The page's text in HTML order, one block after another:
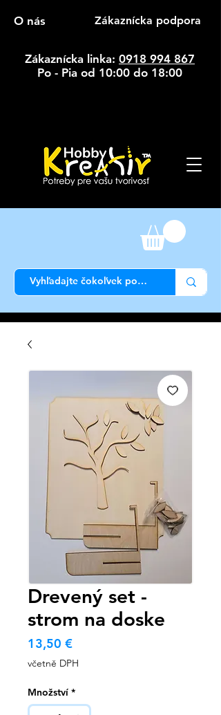
O nás Zákaznícka podpora
Zákaznícka linka: 0918 994 867
Po - Pia od 10:00 do 18:00
Drevený set -
strom na doske
13,50 €Cena
včetně DPH
Množství *